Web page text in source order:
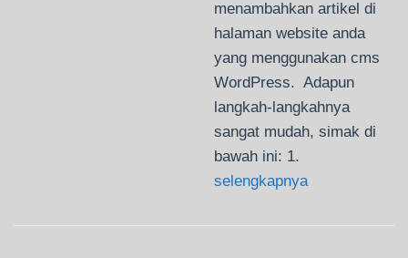
menambahkan artikel di
halaman website anda
yang menggunakan cms
WordPress. Adapun
langkah-langkahnya
sangat mudah, simak di
bawah ini: 1.
selengkapnya